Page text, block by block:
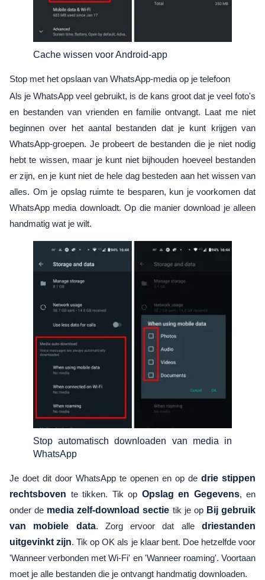
Cache wissen voor Android-app
Stop met het opslaan van WhatsApp-media op je telefoon
Als je WhatsApp veel gebruikt, is de kans groot dat je veel foto's
en bestanden van vrienden en familie ontvangt. Laat me niet
beginnen over het aantal bestanden dat je kunt krijgen van
WhatsApp-groepen. Je probeert de bestanden die je niet nodig
hebt te wissen, maar je kunt niet bijhouden hoeveel bestanden
er zijn, en je kunt niet de hele dag besteden aan het wissen van
alles. Om je opslag ruimte te besparen, kun je voorkomen dat
WhatsApp media downloadt. Op die manier download je alleen
handmatig wat je wilt.
Stop automatisch downloaden van media in
WhatsApp
Je doet dit door WhatsApp te openen en op de drie stippen
rechtsboven te tikken. Tik op Opslag en Gegevens, en
onder de media zelf-download sectie tik je op Bij gebruik
van mobiele data. Zorg ervoor dat alledriestanden
uitgevinkt zijn. Tik op OK als je klaar bent. Doe hetzelfde voor
'Wanneer verbonden met Wi-Fi' en 'Wanneer roaming'. Voortaan
moet je alle bestanden die je ontvangt handmatig downloaden.